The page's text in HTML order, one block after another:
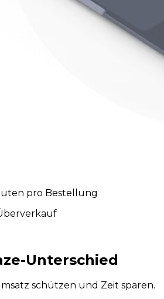
pro Bestellung
-Unterschied
schützen und Zeit sparen.